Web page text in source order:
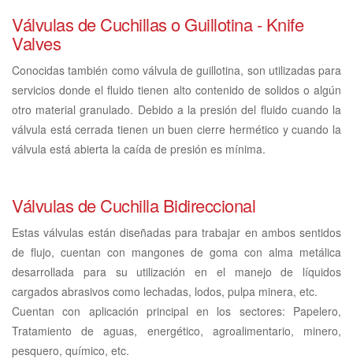
Válvulas de Cuchillas o Guillotina - Knife
Valves
Conocidas también como válvula de guillotina, son utilizadas para
servicios donde el fluido tienen alto contenido de solidos o algún
otro material granulado. Debido a la presión del fluido cuando la
válvula está cerrada tienen un buen cierre hermético y cuando la
válvula está abierta la caída de presión es mínima.
Válvulas de Cuchilla Bidireccional
Estas válvulas están diseñadas para trabajar en ambos sentidos
de flujo, cuentan con mangones de goma con alma metálica
desarrollada para su utilización en el manejo de líquidos
cargados abrasivos como lechadas, lodos, pulpa minera, etc.
Cuentan con aplicación principal en los sectores: Papelero,
Tratamiento de aguas, energético, agroalimentario, minero,
pesquero, químico, etc.